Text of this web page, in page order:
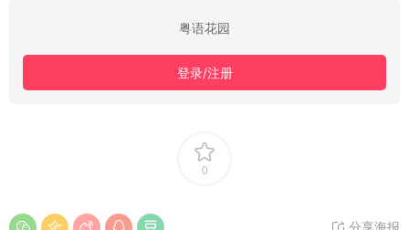
粤语花园
登录/注册
0
分享海报